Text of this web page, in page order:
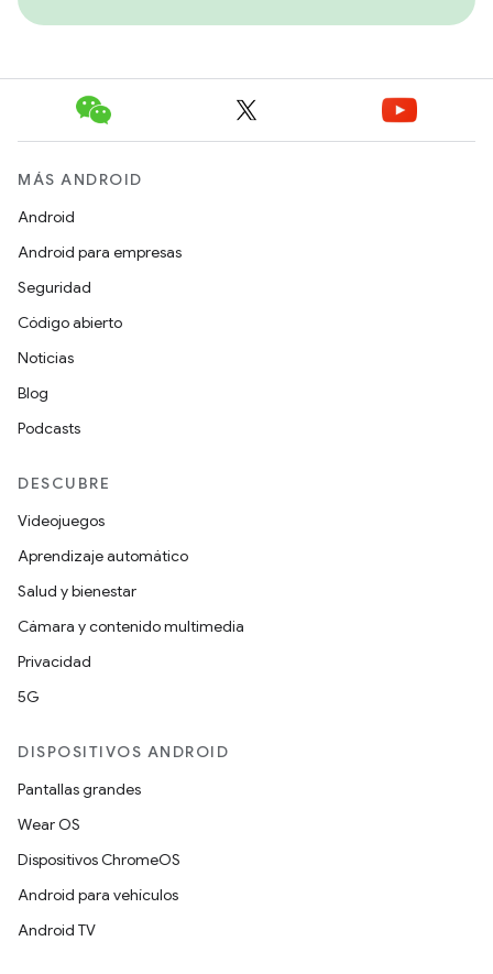
MÁS ANDROID
Android
Android para empresas
Seguridad
Código abierto
Noticias
Blog
Podcasts
DESCUBRE
Videojuegos
Aprendizaje automático
Salud y bienestar
Cámara y contenido multimedia
Privacidad
5G
DISPOSITIVOS ANDROID
Pantallas grandes
Wear OS
Dispositivos ChromeOS
Android para vehículos
Android TV